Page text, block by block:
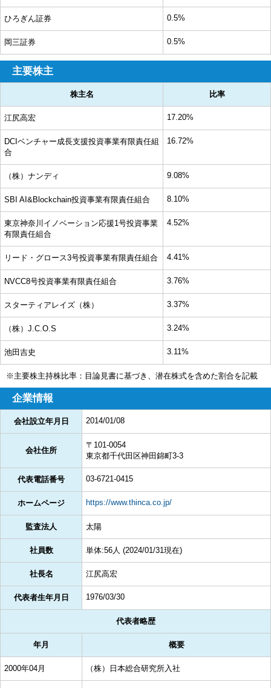
ひろぎん証券 0.5%
岡三証券 0.5%
主要株主
株主名 比率
江尻高宏 17.20%
DCIベンチャー成長支援投資事業有限責任組
合
16.72%
（株）ナンディ 9.08%
SBI AI&Blockchain投資事業有限責任組合 8.10%
東京神奈川イノベーション応援1号投資事業
有限責任組合
4.52%
リード・グロース3号投資事業有限責任組合 4.41%
NVCC8号投資事業有限責任組合 3.76%
スターティアレイズ（株） 3.37%
（株）J.C.O.S 3.24%
池田吉史 3.11%
※主要株主持株比率：目論見書に基づき、潜在株式を含めた割合を記載
企業情報
会社設立年月日 2014/01/08
会社住所
〒101-0054
東京都千代田区神田錦町3-3
代表電話番号 03-6721-0415
ホームページ https://www.thinca.co.jp/
監査法人 太陽
社員数 単体:56人 (2024/01/31現在)
社長名 江尻高宏
代表者生年月日 1976/03/30
代表者略歴
年月 概要
2000年04月 （株）日本総合研究所入社